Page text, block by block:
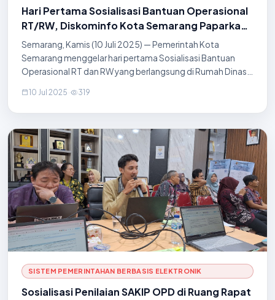
Hari Pertama Sosialisasi Bantuan Operasional
RT/RW, Diskominfo Kota Semarang Paparkan
Teknis Aplikasi Ruang Warga
Semarang, Kamis (10 Juli 2025) — Pemerintah Kota
Semarang menggelar hari pertama Sosialisasi Bantuan
Operasional RT dan RW yang berlangsung di Rumah Dinas
ketua RT, ketua RW, serta perangkat daerah
10 Jul 2025 · 319
SISTEM PEMERINTAHAN BERBASIS ELEKTRONIK
Sosialisasi Penilaian SAKIP OPD di Ruang Rapat